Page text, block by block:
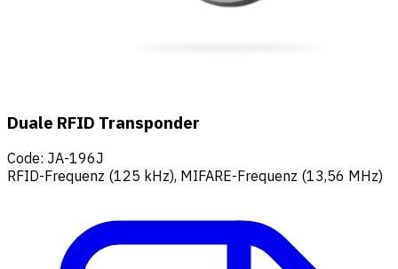
Duale RFID Transponder
Code: JA-196J
RFID-Frequenz (125 kHz), MIFARE-Frequenz (13,56 MHz)